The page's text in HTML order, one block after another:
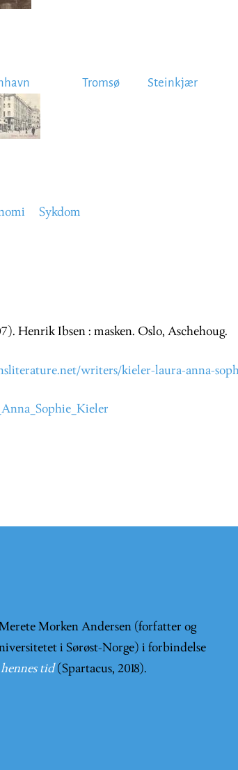
Tromsø Steinkjær
Sykdom
Henrik Ibsen : masken. Oslo, Aschehoug.
writers/kieler-laura-anna-
Morken Andersen (forfatter og
i Sørøst-Norge) i forbindelse
tid (Spartacus, 2018).